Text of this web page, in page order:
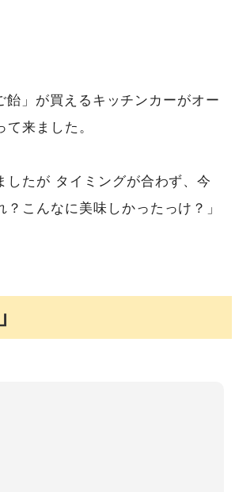
」が買えるキッチンカーがオー
来ました。
たが タイミングが合わず、今
こんなに美味しかったっけ？」